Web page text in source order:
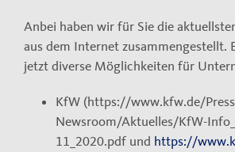
Anbei haben wir für Sie die
aus dem Internet zusammengestellt.
jetzt diverse Möglichkeiten für
KfW (https://www.kfw.de/
Newsroom/Aktuelles/KfW-
11_2020.pdf und https://